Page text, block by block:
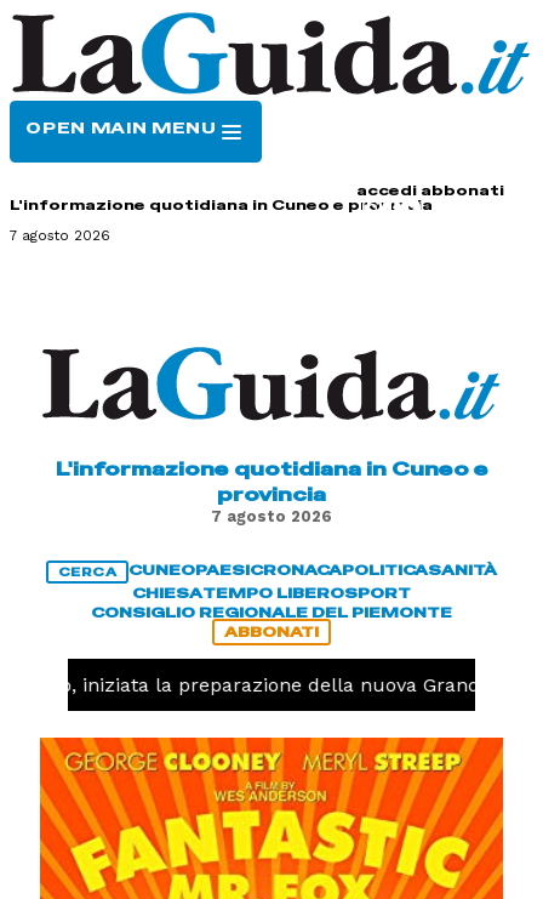
OPEN MAIN MENU
accedi abbonati
L'informazione quotidiana in Cuneo e provincia
7 agosto 2026
L'informazione quotidiana in Cuneo e
provincia
7 agosto 2026
CERCA CUNEOPAESICRONACAPOLITICASANITÀ
CHIESATEMPO LIBEROSPORT
CONSIGLIO REGIONALE DEL PIEMONTE
ABBONATI
iniziata la preparazione della nuova Granda Volley